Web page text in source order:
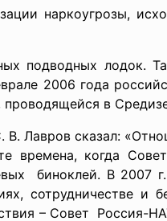
наркоугрозы,
подводных лодок.
2006 года
проводящейся в
Лавров сказал:
времена, когда
биноклей. В 2007 г.
сотрудничестве и
– Совет Россия-